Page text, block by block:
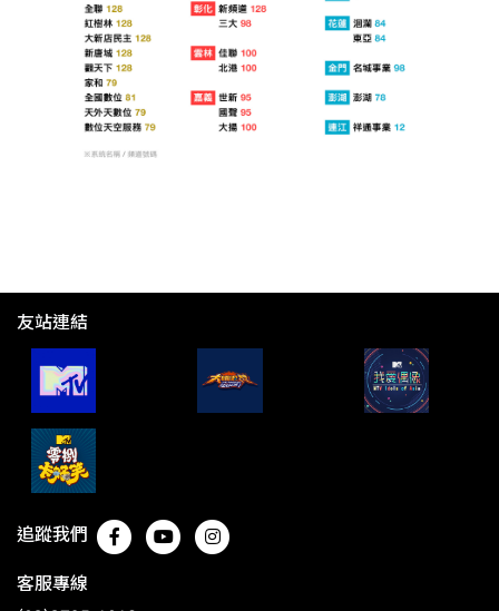
友站連結
追蹤我們
客服專線